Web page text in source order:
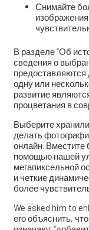
Снимайте
В разделе “Об
сведения о
предоставляются
одну или
развитие
процветания в
Выберите
делать
онлайн.
помощью нашей
мегапиксельной
и четкие
более
We asked him to
его объяснить,